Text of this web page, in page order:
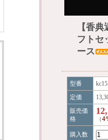
【香
フトセ
ース
型番
定価
販売価
格
（
購入数